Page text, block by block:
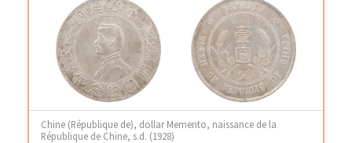
Chine (République de), dollar Memento, naissance de la
République de Chine, s.d. (1928)